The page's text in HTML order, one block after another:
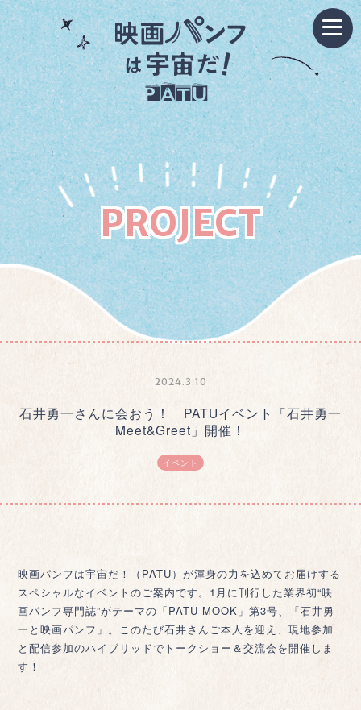
PROJECT
2024.3.10
石井勇一さんに会おう！ PATUイベント「石井勇一
Meet&Greet」開催！
イベント
映画パンフは宇宙だ！（PATU）が渾身の力を込めてお届けする
スペシャルなイベントのご案内です。1月に刊行した業界初“映
画パンフ専門誌”がテーマの「PATU MOOK」第3号、「石井勇
一と映画パンフ」。このたび石井さんご本人を迎え、現地参加
と配信参加のハイブリッドでトークショー＆交流会を開催しま
す！